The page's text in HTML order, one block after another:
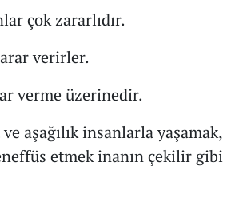
çok zararlıdır.
verirler.
verme üzerinedir.
aşağılık insanlarla yaşamak,
etmek inanın çekilir gibi